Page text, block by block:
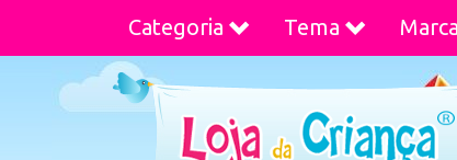
Categoria Tema Marca